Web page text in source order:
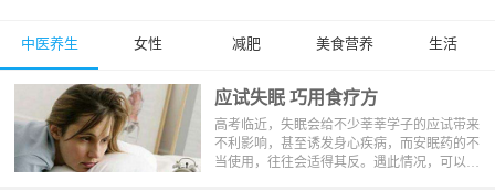
中医养生 女性 减肥 美食营养 生活
应试失眠 巧用食疗方
高考临近，失眠会给不少莘莘学子的应试带来
不利影响，甚至诱发身心疾病，而安眠药的不
当使用，往往会适得其反。遇此情况，可以采